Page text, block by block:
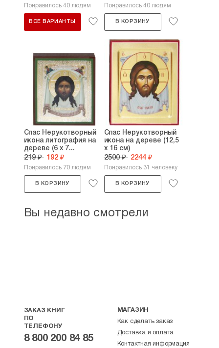
Понравилось 40 людям
ВСЕ ВАРИАНТЫ
Понравилось 40 людям
В КОРЗИНУ
Спас Нерукотворный
икона литография на
дереве (6 х 7...
219 ₽ 192 ₽
Понравилось 70 людям
В КОРЗИНУ
Спас Нерукотворный
икона на дереве (12,5
х 16 см)
2500 ₽ 2244 ₽
Понравилось 31 человеку
В КОРЗИНУ
Вы недавно смотрели
ЗАКАЗ КНИГ
ПО
ТЕЛЕФОНУ
8 800 200 84 85
МАГАЗИН
Как сделать заказ
Доставка и оплата
Контактная информация